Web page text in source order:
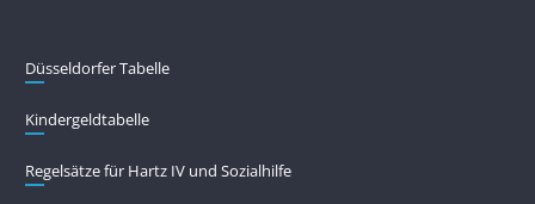
Düsseldorfer Tabelle
Kindergeldtabelle
Regelsätze für Hartz IV und Sozialhilfe